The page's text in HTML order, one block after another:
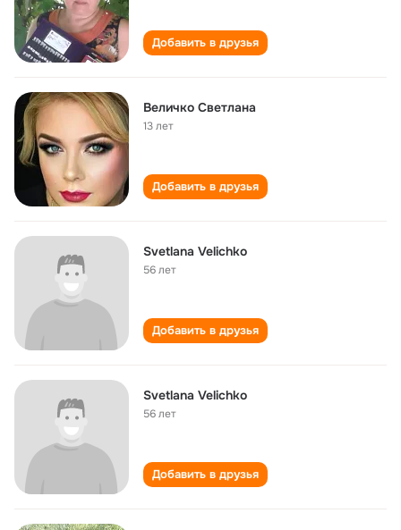
Добавить в друзья
Величко Светлана
13 лет
Добавить в друзья
Svetlana Velichko
56 лет
Добавить в друзья
Svetlana Velichko
56 лет
Добавить в друзья